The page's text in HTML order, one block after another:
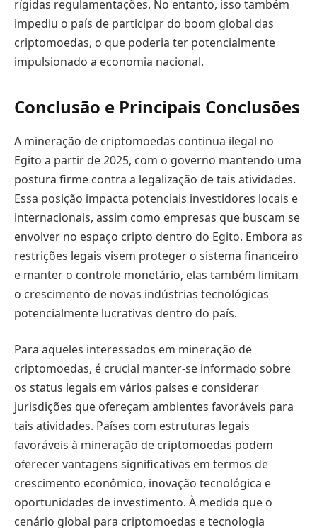
rígidas regulamentações. No entanto, isso também
impediu o país de participar do boom global das
criptomoedas, o que poderia ter potencialmente
impulsionado a economia nacional.
Conclusão e Principais Conclusões
A mineração de criptomoedas continua ilegal no
Egito a partir de 2025, com o governo mantendo uma
postura firme contra a legalização de tais atividades.
Essa posição impacta potenciais investidores locais e
internacionais, assim como empresas que buscam se
envolver no espaço cripto dentro do Egito. Embora as
restrições legais visem proteger o sistema financeiro
e manter o controle monetário, elas também limitam
o crescimento de novas indústrias tecnológicas
potencialmente lucrativas dentro do país.
Para aqueles interessados em mineração de
criptomoedas, é crucial manter-se informado sobre
os status legais em vários países e considerar
jurisdições que ofereçam ambientes favoráveis para
tais atividades. Países com estruturas legais
favoráveis à mineração de criptomoedas podem
oferecer vantagens significativas em termos de
crescimento econômico, inovação tecnológica e
oportunidades de investimento. À medida que o
cenário global para criptomoedas e tecnologia